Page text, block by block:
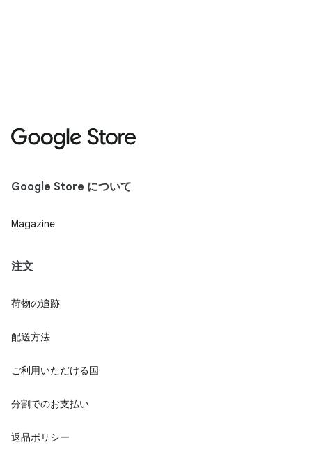
Google Store について
Magazine
注文
荷物の追跡
配送方法
ご利用いただける国
分割でのお支払い
返品ポリシー